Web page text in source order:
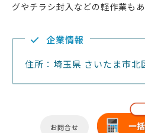
グやチラシ封入などの軽作業もあ
企業情報
住所：埼玉県 さいたま市
お問合せ